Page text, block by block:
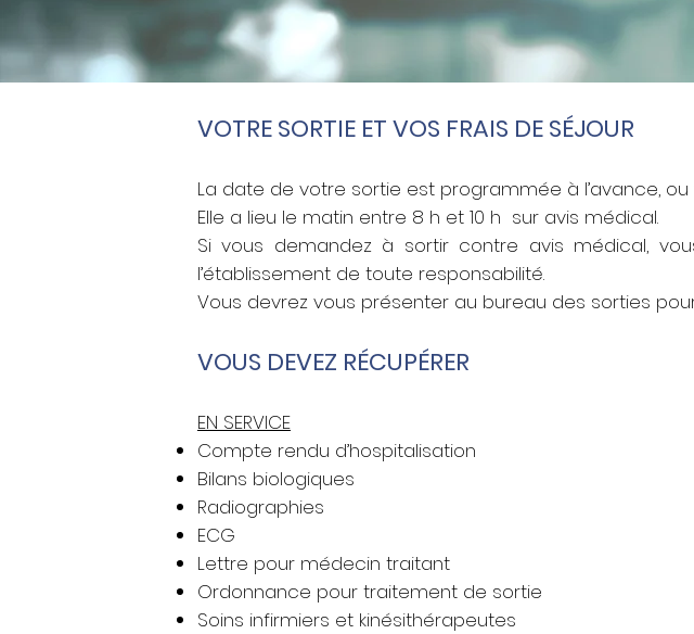
VOTRE SORTIE ET VOS FRAIS DE SÉJOUR
La date de votre sortie est programmée à l’avance,
Elle a lieu le matin entre 8 h et 10 h sur avis médical.
Si vous demandez à sortir contre avis médical,
l’établissement de toute responsabilité.
Vous devrez vous présenter au bureau des sorties
VOUS DEVEZ RÉCUPÉRER
EN SERVICE
Compte rendu d’hospitalisation
Bilans biologiques
Radiographies
ECG
Lettre pour médecin traitant
Ordonnance pour traitement de sortie
Soins infirmiers et kinésithérapeutes